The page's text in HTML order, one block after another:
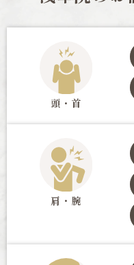
頭・首
肩・腕